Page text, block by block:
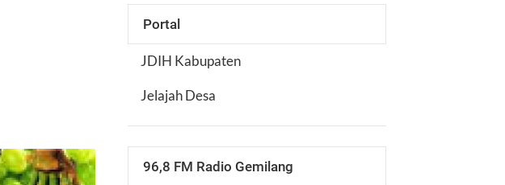
Portal
JDIH Kabupaten
Jelajah Desa
96,8 FM Radio Gemilang